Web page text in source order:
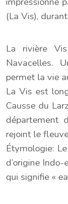
(La Vis),
La rivière
Navacelles.
permet la vie
La Vis est
Causse du
département
rejoint le
Étymologie:
d’origine
qui signifie «